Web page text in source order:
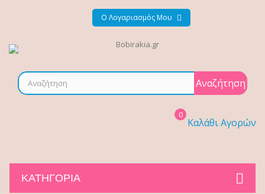
Ο Λογαριασμός Μου
Αναζήτηση
Καλάθι Αγορών
0
ΚΑΤΗΓΟΡΊΑ